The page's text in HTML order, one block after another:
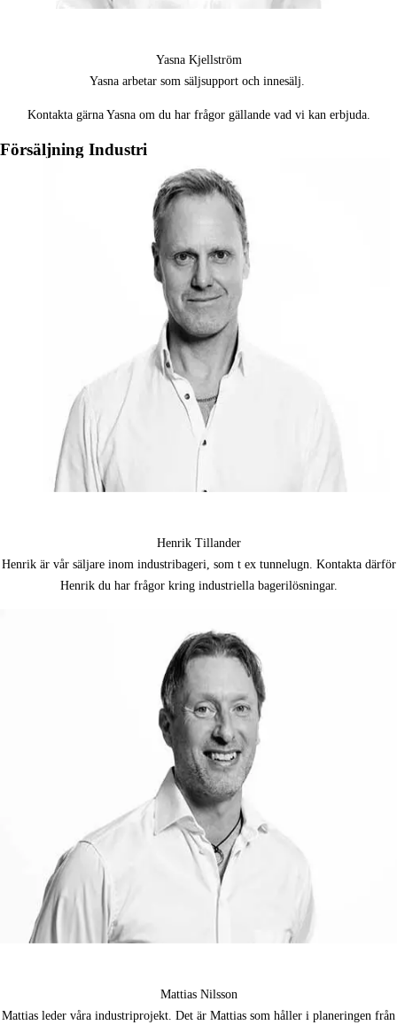
Yasna Kjellström
Yasna arbetar som säljsupport och innesälj.
Kontakta gärna Yasna om du har frågor gällande vad vi kan erbjuda.
Försäljning Industri
Henrik Tillander
Henrik är vår säljare inom industribageri, som t ex tunnelugn. Kontakta därför
Henrik du har frågor kring industriella bagerilösningar.
Mattias Nilsson
Mattias leder våra industriprojekt. Det är Mattias som håller i planeringen från